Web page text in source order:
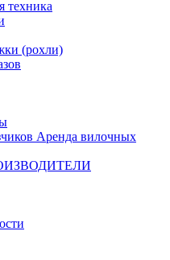
техника
(рохли)
Аренда вилочных